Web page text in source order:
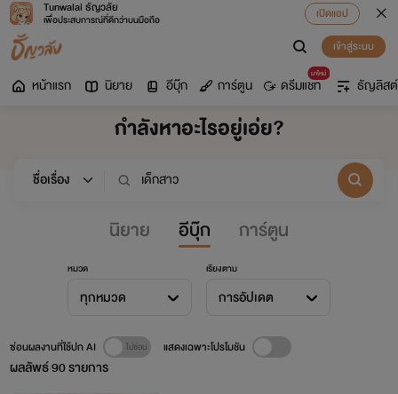
Tunwalai ธัญวลัย
เพื่อประสบการณ์ที่ดีกว่าบนมือถือ
เปิดแอป
เข้าสู่ระบบ
หน้าแรก นิยาย อีบุ๊ก การ์ตูน
มาใหม่
ดรีมแชท ธัญลิสต์
กำลังหาอะไรอยู่เอ่ย?
นิยาย อีบุ๊ก การ์ตูน
หมวด
ทุกหมวด
เรียงตาม
การอัปเดต
ผลลัพธ์90รายการ
ซ่อนผลงานที่ใช้ปก AI แสดงเฉพาะโปรโมชัน